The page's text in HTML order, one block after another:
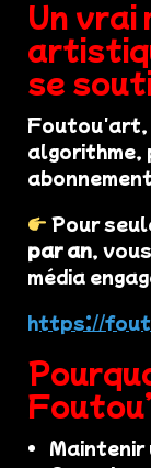
Un vrai
se
Foutou'art,
algorithme,
Pour
par an,
média
https://
Maintenir